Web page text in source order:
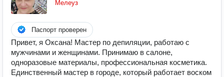
Мелеуз
Паспорт проверен
Привет, я Оксана! Мастер по депиляции, работаю с
мужчинами и женщинами. Принимаю в салоне,
одноразовые материалы, профессиональная косметика.
Единственный мастер в городе, который работает воском